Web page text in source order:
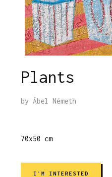
Plants
by Ábel Németh
70x50 cm
I'M INTERESTED